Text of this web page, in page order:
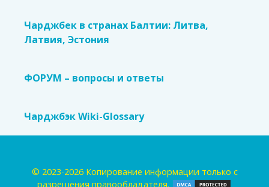
Чарджбек в странах Балтии: Литва,
Латвия, Эстония
ФОРУМ – вопросы и ответы
Чарджбэк Wiki-Glossary
© 2023-2026 Копирование информации только с
разрешения правообладателя.